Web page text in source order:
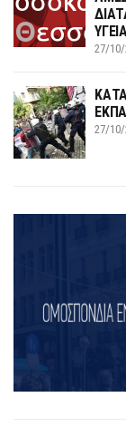
ΥΓΕΙΑ
27/10/
27/10/